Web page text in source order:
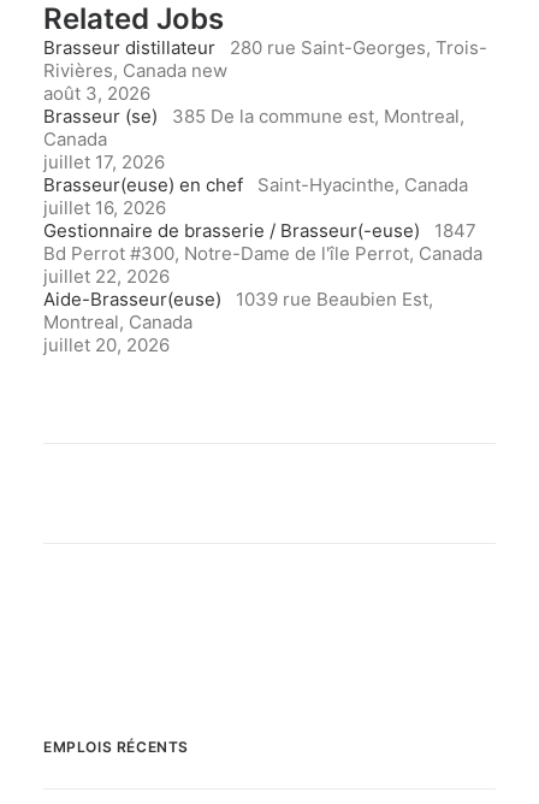
Related Jobs
Brasseur distillateur
280 rue Saint-Georges, Trois-
Rivières, Canada new
août 3, 2026
Brasseur (se)
385 De la commune est, Montreal,
Canada
juillet 17, 2026
Brasseur(euse) en chef
Saint-Hyacinthe, Canada
juillet 16, 2026
Gestionnaire de brasserie / Brasseur(-euse)
1847
Bd Perrot #300, Notre-Dame de l'île Perrot, Canada
juillet 22, 2026
Aide-Brasseur(euse)
1039 rue Beaubien Est,
Montreal, Canada
juillet 20, 2026
EMPLOIS RÉCENTS